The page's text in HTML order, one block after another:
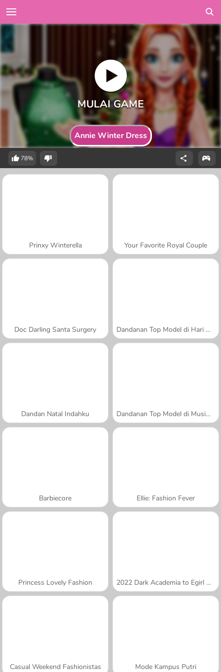
Annie Winter Dress
78%
Prinxy Winterella Your Favorite Royal Couple
Doc Darling Santa Surgery Dandanan Top Model di Hari Natal:
Dandan Natal Indahku Dandanan Top Model di Musim Dingin:
Barbiecore Ellie: Fashion Fever
Princess Lovely Fashion 2022 Dark Academia to Egirl Dress-Up
Casual Weekend Fashionistas Mode Kampus Putri